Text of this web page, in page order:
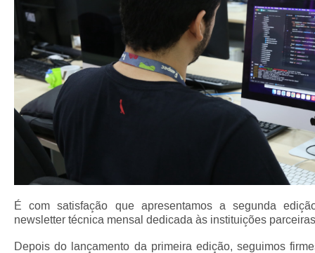
É com satisfação que apresentamos a segunda
newsletter técnica mensal dedicada às instituições
Depois do lançamento da primeira edição, seguimos